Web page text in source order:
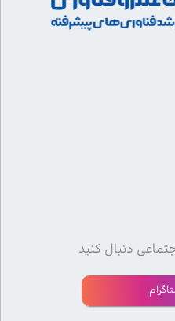
دنبال کنید